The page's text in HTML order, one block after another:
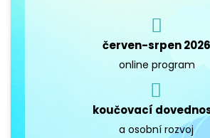
červen-srpen 2026
online program
koučovací
a osobní rozvoj